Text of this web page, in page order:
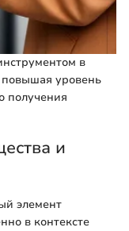
в
повышая уровень
получения
и
элемент
в контексте